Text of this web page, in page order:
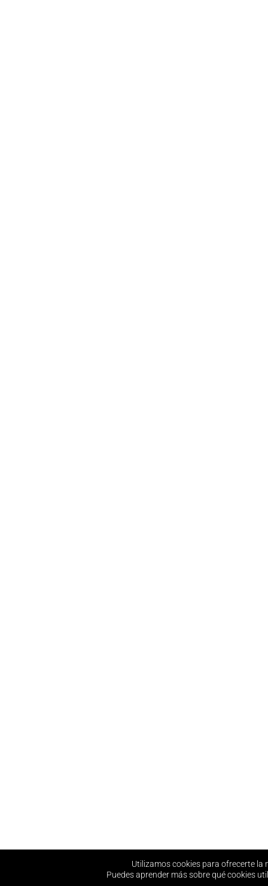
Utilizamos cookies para ofrecerte la
Puedes aprender más sobre qué cookies